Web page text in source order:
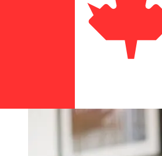
使用Sydbank 从丹麦 转至加拿大 的